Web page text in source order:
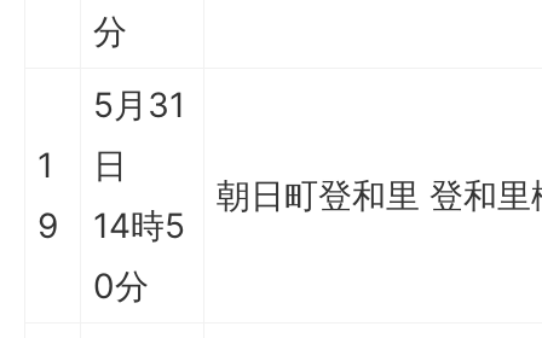
分
1
9
5月31
日
14時5
0分
朝日町登和里 登和里